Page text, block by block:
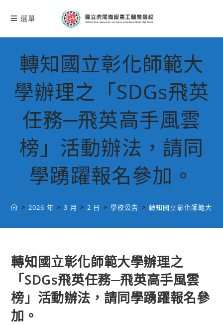
選單
轉知國立彰化師範大
學辦理之「SDGs飛英
任務─飛英高手風雲
榜」活動辦法，請同
學踴躍報名參加。
> 2026 年 > 3 月 > 2 日 > 學校公告 > 轉知國立彰化師範大學
轉知國立彰化師範大學辦理之
「SDGs飛英任務─飛英高手風雲
榜」活動辦法，請同學踴躍報名參
加。